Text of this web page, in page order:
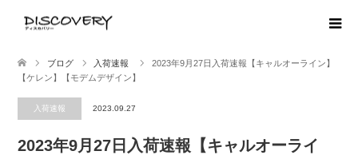
ブログ 入荷速報
2023年9月27日入荷速報【キャルオーライン】
【ケレン】【モデムデザイン】
入荷速報 2023.09.27
2023年9月27日入荷速報【キャルオーライ